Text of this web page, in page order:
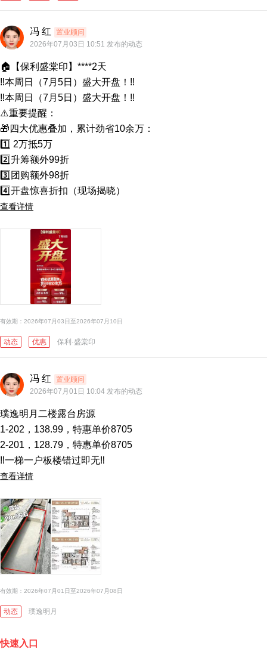
冯 红
置业顾问
2026年07月03日 10:51 发布的动态
🏠【保利盛棠印】****2天
‼️本周日（7月5日）盛大开盘！‼️
‼️本周日（7月5日）盛大开盘！‼️
⚠️重要提醒：
🎁四大优惠叠加，累计劲省10余万：
1️⃣ 2万抵5万
2️⃣升筹额外99折
3️⃣团购额外98折
查看详情
有效期：2026年07月03日至2026年07月10日
动态 优惠 保利·盛棠印
冯 红
置业顾问
2026年07月01日 10:04 发布的动态
璞逸明月二楼露台房源
1-202，138.99，特惠单价8705
2-201，128.79，特惠单价8705
查看详情
有效期：2026年07月01日至2026年07月08日
动态 璞逸明月
快速入口